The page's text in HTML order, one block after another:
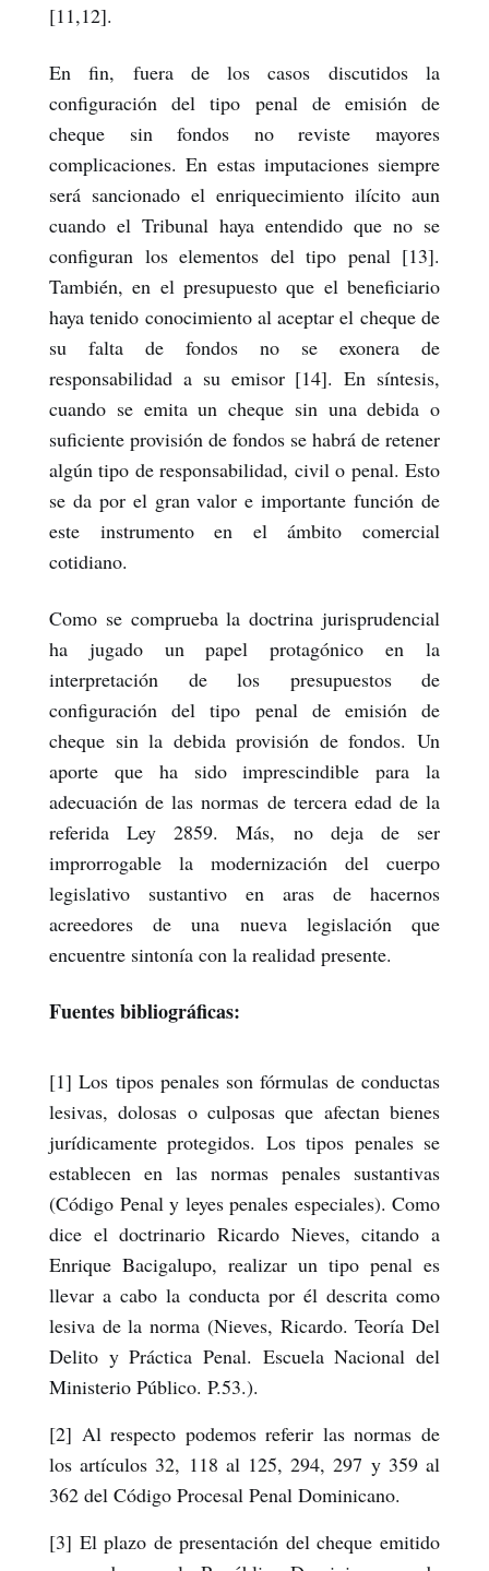
[11,12].
En fin, fuera de los casos discutidos la
configuración del tipo penal de emisión de
cheque sin fondos no reviste mayores
complicaciones. En estas imputaciones siempre
será sancionado el enriquecimiento ilícito aun
cuando el Tribunal haya entendido que no se
configuran los elementos del tipo penal [13].
También, en el presupuesto que el beneficiario
haya tenido conocimiento al aceptar el cheque de
su falta de fondos no se exonera de
responsabilidad a su emisor [14]. En síntesis,
cuando se emita un cheque sin una debida o
suficiente provisión de fondos se habrá de retener
algún tipo de responsabilidad, civil o penal. Esto
se da por el gran valor e importante función de
este instrumento en el ámbito comercial
cotidiano.
Como se comprueba la doctrina jurisprudencial
ha jugado un papel protagónico en la
interpretación de los presupuestos de
configuración del tipo penal de emisión de
cheque sin la debida provisión de fondos. Un
aporte que ha sido imprescindible para la
adecuación de las normas de tercera edad de la
referida Ley 2859. Más, no deja de ser
improrrogable la modernización del cuerpo
legislativo sustantivo en aras de hacernos
acreedores de una nueva legislación que
encuentre sintonía con la realidad presente.
Fuentes bibliográficas:
[1] Los tipos penales son fórmulas de conductas
lesivas, dolosas o culposas que afectan bienes
jurídicamente protegidos. Los tipos penales se
establecen en las normas penales sustantivas
(Código Penal y leyes penales especiales). Como
dice el doctrinario Ricardo Nieves, citando a
Enrique Bacigalupo, realizar un tipo penal es
llevar a cabo la conducta por él descrita como
lesiva de la norma (Nieves, Ricardo. Teoría Del
Delito y Práctica Penal. Escuela Nacional del
Ministerio Público. P.53.).
[2] Al respecto podemos referir las normas de
los artículos 32, 118 al 125, 294, 297 y 359 al
362 del Código Procesal Penal Dominicano.
[3] El plazo de presentación del cheque emitido